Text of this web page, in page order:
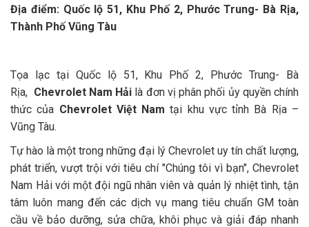
Địa điểm: Quốc lộ 51, Khu Phố 2, Phước Trung- Bà Rịa,
Thành Phố Vũng Tàu
Tọa lạc tại Quốc lộ 51, Khu Phố 2, Phước Trung- Bà
Rịa, Chevrolet Nam Hải là đơn vị phân phối ủy quyền chính
thức của Chevrolet Việt Nam tại khu vực tỉnh Bà Rịa –
Vũng Tàu.
Tự hào là một trong những đại lý Chevrolet uy tín chất lượng,
phát triển, vượt trội với tiêu chí "Chúng tôi vì bạn", Chevrolet
Nam Hải với một đội ngũ nhân viên và quản lý nhiệt tình, tận
tâm luôn mang đến các dịch vụ mang tiêu chuẩn GM toàn
cầu về bảo dưỡng, sửa chữa, khôi phục và giải đáp nhanh